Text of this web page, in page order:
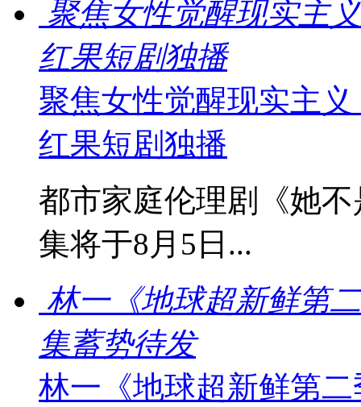
聚焦女性觉醒现实主
红果短剧独播
聚焦女性觉醒现实主
红果短剧独播
都市家庭伦理剧《她
集将于8月5日...
林一《地球超新鲜第
集蓄势待发
林一《地球超新鲜第